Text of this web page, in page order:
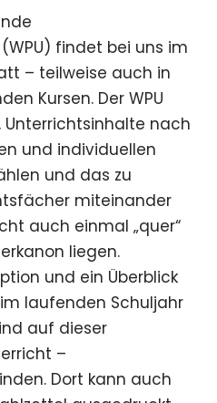
findet bei uns im
– teilweise auch in
Kursen. Der WPU
nach
und individuellen
und das zu
miteinander
auch einmal „quer“
liegen.
und ein Überblick
laufenden Schuljahr
auf dieser
–
Dort kann auch